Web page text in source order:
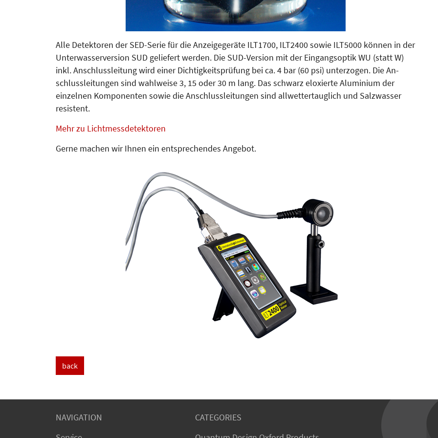
Alle Detektoren der SED-Serie für die Anzeigegeräte ILT1700, ILT2400 sowie ILT5000 können in der
Unterwasserversion SUD geliefert werden. Die SUD-Version mit der Eingangsoptik WU (statt W)
inkl. Anschlussleitung wird einer Dichtigkeitsprüfung bei ca. 4 bar (60 psi) unterzogen. Die An­
schlussleitungen sind wahlweise 3, 15 oder 30 m lang. Das schwarz eloxierte Aluminium der
einzelnen Kom­ponenten sowie die Anschluss­lei­tungen sind allwettertauglich und Salzwasser
resistent.
Mehr zu Lichtmessdetektoren
Gerne machen wir Ihnen ein entsprechendes Angebot.
back
NAVIGATION
CATEGORIES